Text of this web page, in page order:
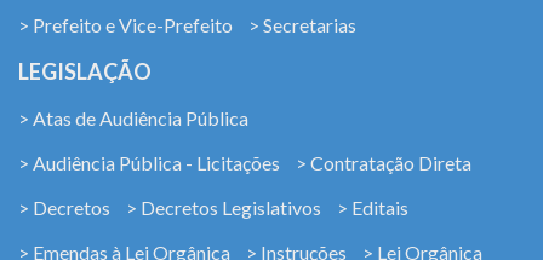
> Prefeito e Vice-Prefeito
> Secretarias
LEGISLAÇÃO
> Atas de Audiência Pública
> Audiência Pública - Licitações
> Contratação Direta
> Decretos
> Decretos Legislativos
> Editais
> Emendas à Lei Orgânica
> Instruções
> Lei Orgânica